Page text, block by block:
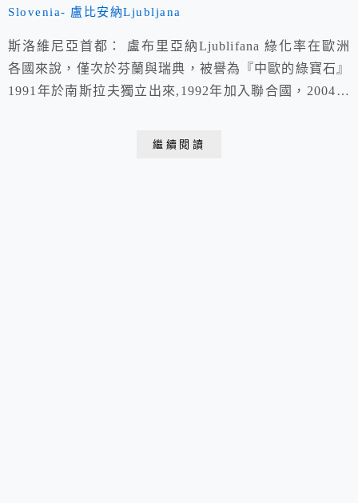
斯洛維尼亞首都： 盧布里亞納Ljublifana 綠化率在歐洲
各國來說，僅次於芬蘭與瑞典，被譽為『中歐的綠寶石』
1991年於南斯拉夫獨立出來,1992年加入聯合國，2004年
繼續閱讀